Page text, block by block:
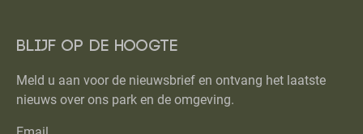
Blijf op de hoogte
Meld u aan voor de nieuwsbrief en ontvang het laatste
nieuws over ons park en de omgeving.